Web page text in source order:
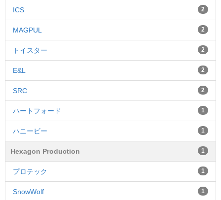
ICS 2
MAGPUL 2
トイスター 2
E&L 2
SRC 2
ハートフォード 1
ハニービー 1
Hexagon Production 1
プロテック 1
SnowWolf 1